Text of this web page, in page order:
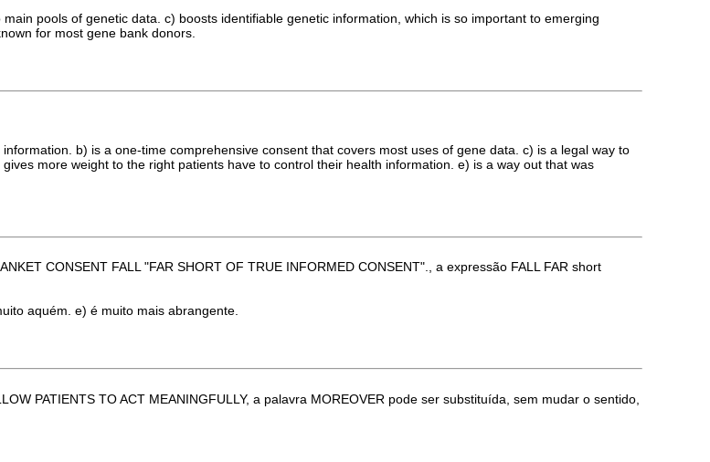
pools of genetic data. c) boosts identifiable genetic information, which is so important to emerging
for most gene bank donors.
b) is a one-time comprehensive consent that covers most uses of gene data. c) is a legal way to
more weight to the right patients have to control their health information. e) is a way out that was
CONSENT FALL "FAR SHORT OF TRUE INFORMED CONSENT"., a expressão FALL FAR short
aquém. e) é muito mais abrangente.
PATIENTS TO ACT MEANINGFULLY, a palavra MOREOVER pode ser substituída, sem mudar o sentido,